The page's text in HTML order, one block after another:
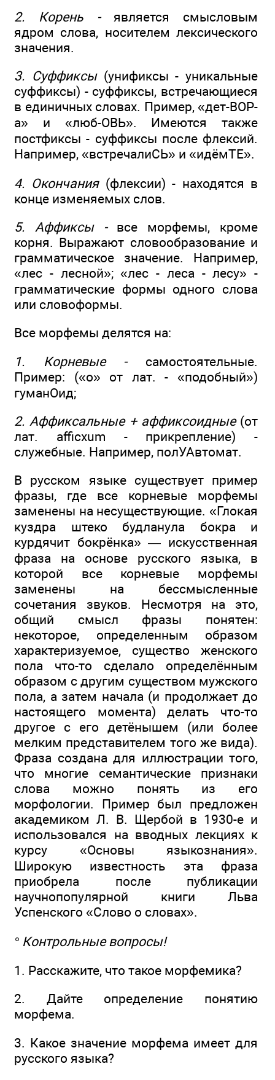
2. Корень -является смысловым
ядром слова, носителем лексического
значения.
3. Суффиксы(унификсы - уникальные
суффиксы) - суффиксы, встречающиеся
в единичных словах. Пример, «дет-ВОР-
а» и «люб-ОВЬ». Имеются также
постфиксы - суффиксы после флексий.
Например, «встречалиСЬ» и «идёмТЕ».
4. Окончания(флексии) - находятся в
конце изменяемых слов.
5. Аффиксы -все морфемы, кроме
корня. Выражают словообразование и
грамматическое значение. Например,
«лес - лесной»; «лес - леса - лесу» -
грамматические формы одного слова
или словоформы.
Все морфемы делятся на:
1. Корневые -самостоятельные.
Пример: («о» от лат. - «подобный»)
гуманОид;
2. Аффиксальные + аффиксоидные(от
лат. afficxum - прикрепление) -
служебные. Например, полУАвтомат.
В русском языке существует пример
фразы, где все корневые морфемы
заменены на несуществующие. «Глокая
куздра штеко будланула бокра и
курдячит бокрёнка» — искусственная
фраза на основе русского языка, в
которой все корневые морфемы
заменены на бессмысленные
сочетания звуков. Несмотря на это,
общий смысл фразы понятен:
некоторое, определенным образом
характеризуемое, существо женского
пола что-то сделало определённым
образом с другим существом мужского
пола, а затем начала (и продолжает до
настоящего момента) делать что-то
другое с его детёнышем (или более
мелким представителем того же вида).
Фраза создана для иллюстрации того,
что многие семантические признаки
слова можно понять из его
морфологии. Пример был предложен
академиком Л. В. Щербой в 1930-е и
использовался на вводных лекциях к
курсу «Основы языкознания».
Широкую известность эта фраза
приобрела после публикации
научнопопулярной книги Льва
Успенского «Слово о словах».
° Контрольные вопросы!
1. Расскажите, что такое морфемика?
2. Дайте определение понятию
морфема.
3. Какое значение морфема имеет для
русского языка?